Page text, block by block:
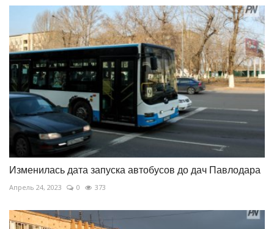
Изменилась дата запуска автобусов до дач Павлодара
Апрель 24, 2023 0 373